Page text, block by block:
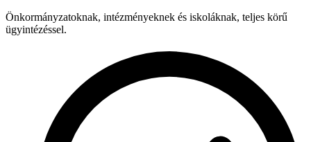
Önkormányzatoknak, intézményeknek és iskoláknak, teljes körű
ügyintézéssel.